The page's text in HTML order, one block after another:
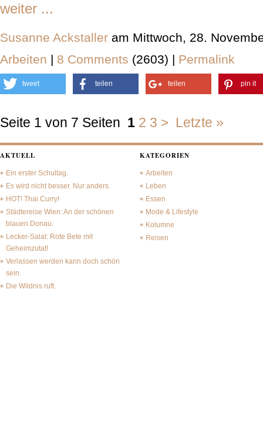
weiter ...
Susanne Ackstaller am Mittwoch, 28.
Arbeiten | 8 Comments (2603) | Permalink
tweet teilen teilen pin it
Seite 1 von 7 Seiten 1 2 3 > Letzte »
AKTUELL
Ein erster Schultag.
Es wird nicht besser. Nur anders.
HOT! Thai Curry!
Städtereise Wien: An der schönen
blauen Donau.
Lecker-Salat: Rote Bete mit
Geheimzutat!
Verlassen werden kann doch schön
sein.
Die Wildnis ruft.
KATEGORIEN
Arbeiten
Leben
Essen
Mode & Lifestyle
Kolumne
Reisen